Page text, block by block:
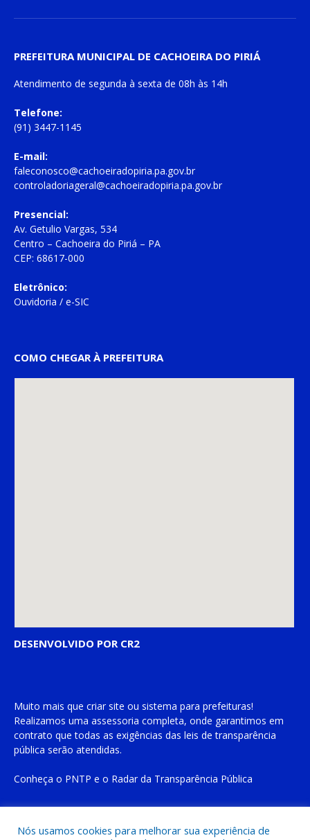
PREFEITURA MUNICIPAL DE CACHOEIRA DO PIRIÁ
Atendimento de segunda à sexta de 08h às 14h
Telefone:
(91) 3447-1145
E-mail:
faleconosco@cachoeiradopiria.pa.gov.br
controladoriageral@cachoeiradopiria.pa.gov.br
Presencial:
Av. Getulio Vargas, 534
Centro – Cachoeira do Piriá – PA
CEP: 68617-000
Eletrônico:
Ouvidoria / e-SIC
COMO CHEGAR À PREFEITURA
DESENVOLVIDO POR CR2
Muito mais que criar site ou sistema para prefeituras!
Realizamos uma assessoria completa, onde garantimos em
contrato que todas as exigências das leis de transparência
pública serão atendidas.
Conheça o PNTP e o Radar da Transparência Pública
Nós usamos cookies para melhorar sua experiência de